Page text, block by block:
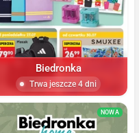
Biedronka
Trwa jeszcze 4 dni
NOWA